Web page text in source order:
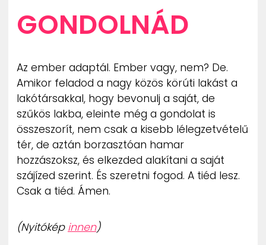
GONDOLNÁD
Az ember adaptál. Ember vagy, nem? De.
Amikor feladod a nagy közös körúti lakást a
lakótársakkal, hogy bevonulj a saját, de
szűkös lakba, eleinte még a gondolat is
összeszorít, nem csak a kisebb lélegzetvételű
tér, de aztán borzasztóan hamar
hozzászoksz, és elkezded alakítani a saját
szájízed szerint. És szeretni fogod. A tiéd lesz.
Csak a tiéd. Ámen.
(Nyitókép innen)